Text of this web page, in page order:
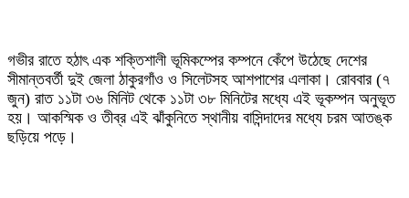
গভীর রাতে হঠাৎ এক শক্তিশালী ভূমিকম্পের কম্পনে কেঁপে উঠেছে দেশের
সীমান্তবর্তী দুই জেলা ঠাকুরগাঁও ও সিলেটসহ আশপাশের এলাকা। রোববার (৭
জুন) রাত ১১টা ৩৬ মিনিট থেকে ১১টা ৩৮ মিনিটের মধ্যে এই ভূকম্পন অনুভূত
হয়। আকস্মিক ও তীব্র এই ঝাঁকুনিতে স্থানীয় বাসিন্দাদের মধ্যে চরম আতঙ্ক
ছড়িয়ে পড়ে।